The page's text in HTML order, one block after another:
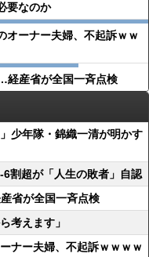
要なのか
オーナー夫婦、不起訴ｗｗ
経産省が全国一斉点検
少年隊・錦織一清が明かす
割超が「人生の敗者」自認
省が全国一斉点検
考えます」
ナー夫婦、不起訴ｗｗｗｗ